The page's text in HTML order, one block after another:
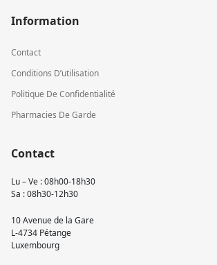
Information
Contact
Conditions D’utilisation
Politique De Confidentialité
Pharmacies De Garde
Contact
Lu – Ve : 08h00-18h30
Sa : 08h30-12h30
10 Avenue de la Gare
L-4734 Pétange
Luxembourg